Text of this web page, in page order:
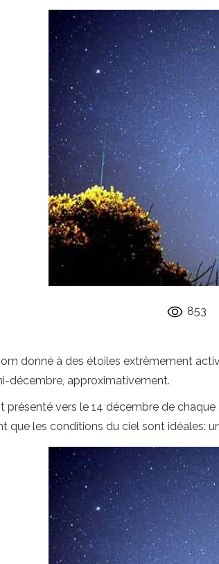
853
donné à des étoiles extrêmement
décembre, approximativement.
présenté vers le 14 décembre de
que les conditions du ciel sont idéales: